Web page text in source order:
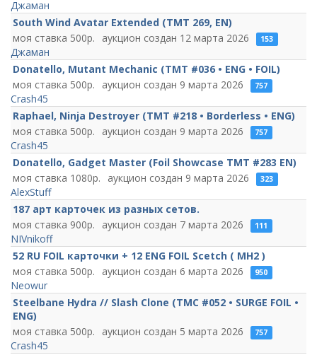
Джаман
South Wind Avatar Extended (TMT 269, EN)
500
12 марта 2026 153
Джаман
Donatello, Mutant Mechanic (TMT #036 • ENG • FOIL)
500
9 марта 2026 757
Crash45
Raphael, Ninja Destroyer (TMT #218 • Borderless • ENG)
500
9 марта 2026 757
Crash45
Donatello, Gadget Master (Foil Showcase TMT #283 EN)
1080
9 марта 2026 323
AlexStuff
187 арт карточек из разных сетов.
900
7 марта 2026 111
NIVnikoff
52 RU FOIL карточки + 12 ENG FOIL Scetch ( MH2 )
500
6 марта 2026 950
Neowur
Steelbane Hydra // Slash Clone (TMC #052 • SURGE FOIL •
ENG)
500
5 марта 2026 757
Crash45